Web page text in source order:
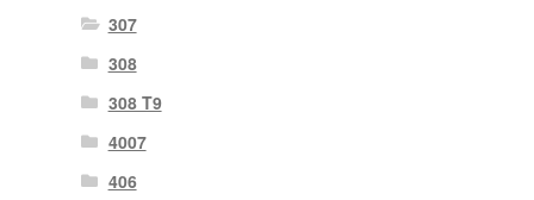
307
308
308 T9
4007
406